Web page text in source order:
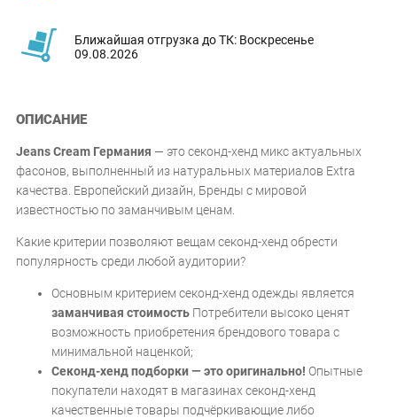
Ближайшая отгрузка до ТК: Воскресенье
09.08.2026
ОПИСАНИЕ
Jeans Cream Германия — это секонд-хенд микс актуальных
фасонов, выполненный из натуральных материалов Extra
качества. Европейский дизайн, Бренды с мировой
известностью по заманчивым ценам.
Какие критерии позволяют вещам секонд-хенд обрести
популярность среди любой аудитории?
Основным критерием секонд-хенд одежды является
заманчивая стоимость Потребители высоко ценят
возможность приобретения брендового товара с
минимальной наценкой;
Секонд-хенд подборки — это оригинально! Опытные
покупатели находят в магазинах секонд-хенд
качественные товары подчёркивающие либо